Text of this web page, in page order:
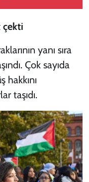
çekti
yanı sıra
Çok sayıda
hakkını
taşıdı.